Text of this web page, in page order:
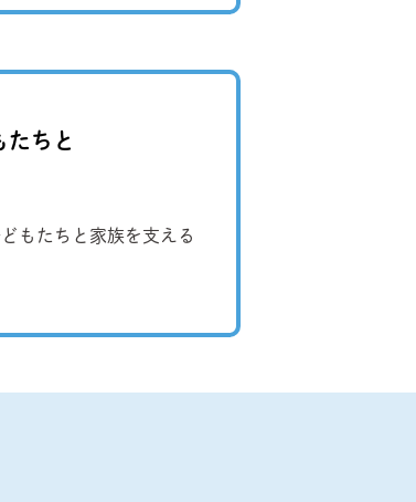
ちと
もたちと家族を支える